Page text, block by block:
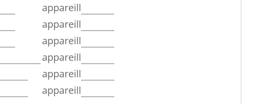
appareill
appareill
appareill
appareill
appareill
appareill